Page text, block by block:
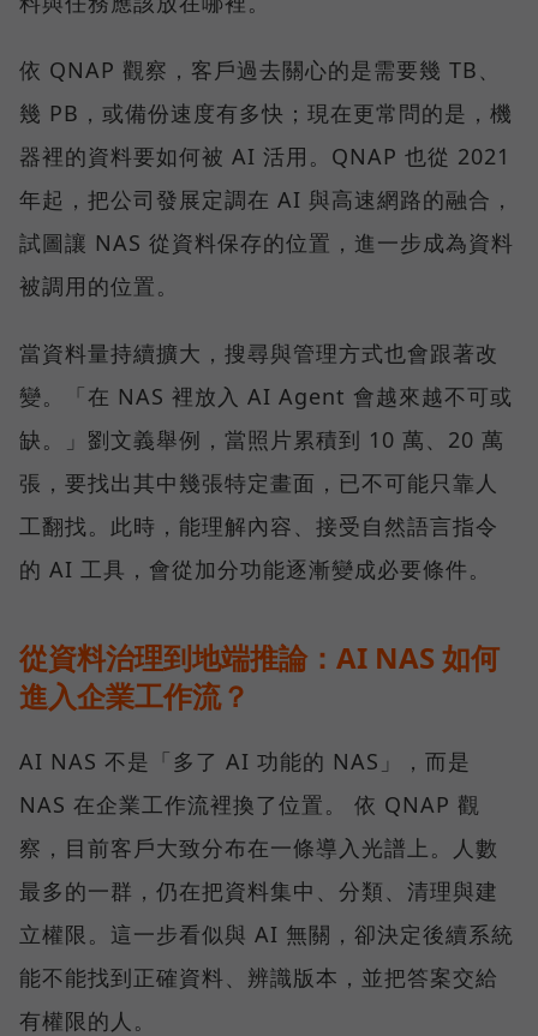
依 QNAP 觀察，客戶過去關心的是需要幾 TB、
幾 PB，或備份速度有多快；現在更常問的是，機
器裡的資料要如何被 AI 活用。QNAP 也從 2021
年起，把公司發展定調在 AI 與高速網路的融合，
試圖讓 NAS 從資料保存的位置，進一步成為資料
被調用的位置。
當資料量持續擴大，搜尋與管理方式也會跟著改
變。「在 NAS 裡放入 AI Agent 會越來越不可或
缺。」劉文義舉例，當照片累積到 10 萬、20 萬
張，要找出其中幾張特定畫面，已不可能只靠人
工翻找。此時，能理解內容、接受自然語言指令
的 AI 工具，會從加分功能逐漸變成必要條件。
從資料治理到地端推論：AI NAS 如何
進入企業工作流？
AI NAS 不是「多了 AI 功能的 NAS」，而是
NAS 在企業工作流裡換了位置。 依 QNAP 觀
察，目前客戶大致分布在一條導入光譜上。人數
最多的一群，仍在把資料集中、分類、清理與建
立權限。這一步看似與 AI 無關，卻決定後續系統
能不能找到正確資料、辨識版本，並把答案交給
有權限的人。